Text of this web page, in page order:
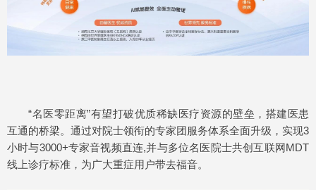
“名医零距离”有望打破优质稀缺医疗资源的壁垒，搭建医患
互通的桥梁。通过对院士领衔的专家团服务体系全面升级，实现3
小时与3000+专家音视频直连,并与多位名医院士共创互联网MDT
线上诊疗标准，为广大重症用户带去福音。